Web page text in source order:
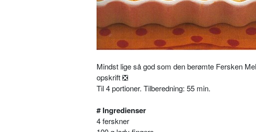
Mindst lige så god som den berømte Fersken
opskrift❎
Til 4 portioner. Tilberedning: 55 min.
# Ingredienser
4 ferskner